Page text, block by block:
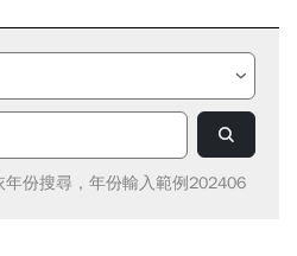
份搜尋，年份輸入範例202406